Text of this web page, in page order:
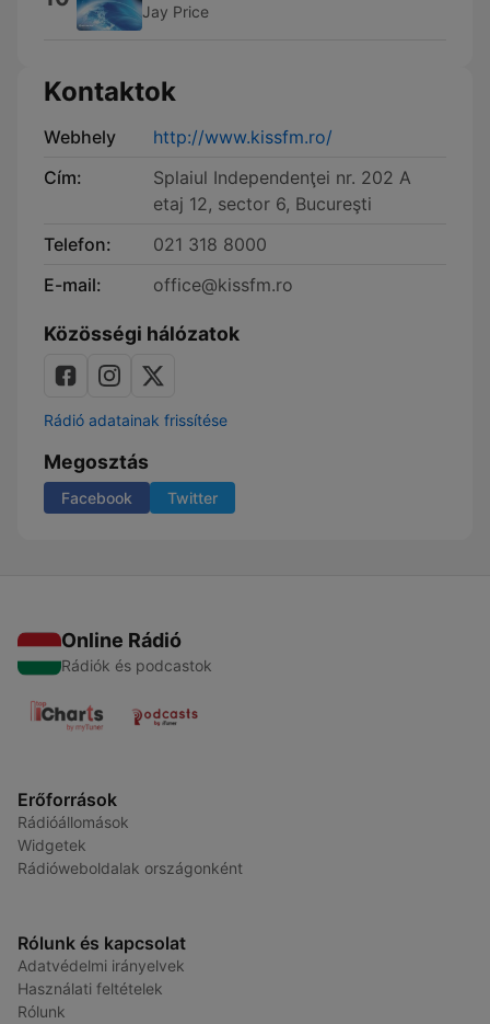
Jay Price
Kontaktok
Webhely
http://www.kissfm.ro/
Cím:
Splaiul Independenţei nr. 202 A
etaj 12, sector 6, Bucureşti
Telefon:
021 318 8000
E-mail:
office@kissfm.ro
Közösségi hálózatok
Rádió adatainak frissítése
Megosztás
Facebook Twitter
Online Rádió
Rádiók és podcastok
Erőforrások
Rádióállomások
Widgetek
Rádióweboldalak országonként
Rólunk és kapcsolat
Adatvédelmi irányelvek
Használati feltételek
Rólunk